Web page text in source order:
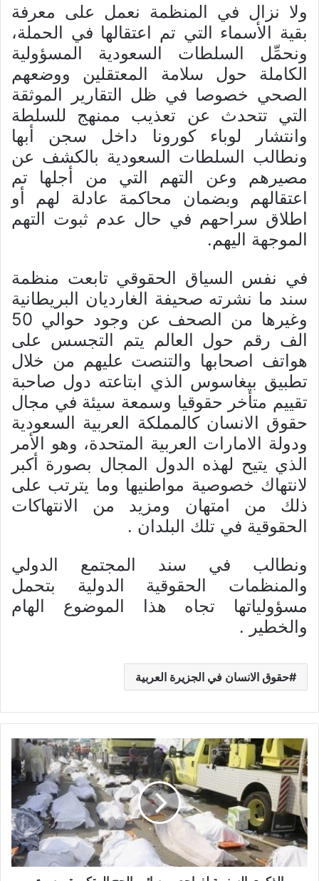
ولا نزال في المنظمة نعمل على معرفة
بقية الأسماء التي تم اعتقالها في الحملة،
ونحمِّل السلطات السعودية المسؤولية
الكاملة حول سلامة المعتقلين ووضعهم
الصحي خصوصا في ظل التقارير الموثقة
التي تتحدث عن تعذيب ممنهج للسلطة
وانتشار لوباء كورونا داخل سجن أبها
ونطالب السلطات السعودية بالكشف عن
مصيرهم وعن التهم التي من أجلها تم
اعتقالهم وبضمان محاكمة عادلة لهم أو
اطلاق سراحهم في حال عدم ثبوت التهم
الموجهة اليهم.
في نفس السياق الحقوقي تابعت منظمة
سند ما نشرته صحيفة الغارديان البريطانية
وغيرها من الصحف عن وجود حوالي 50
الف رقم حول العالم يتم التجسس على
هواتف اصحابها والتنصت عليهم من خلال
تطبيق بيغاسوس الذي ابتاعته دول صاحبة
تقييم متأخر حقوقيا وسمعة سيئة في مجال
حقوق الانسان كالمملكة العربية السعودية
ودولة الامارات العربية المتحدة، وهو الأمر
الذي يتيح لهذه الدول المجال بصورة أكبر
لانتهاك خصوصية مواطنيها وما يترتب على
ذلك من امتهان ومزيد من الانتهاكات
الحقوقية في تلك البلدان .
ونطالب في سند المجتمع الدولي
والمنظمات الحقوقية الدولية بتحمل
مسؤولياتها تجاه هذا الموضوع الهام
والخطير .
حقوق الانسان في الجزيرة العربية